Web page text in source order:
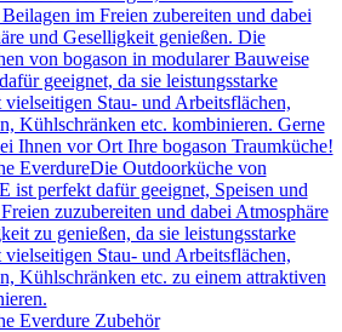
im Freien zubereiten und dabei
und Geselligkeit genießen. Die
von bogason in modularer Bauweise
geeignet, da sie leistungsstarke
Stau- und Arbeitsflächen,
Kühlschränken etc. kombinieren. Gerne
Ihnen vor Ort Ihre bogason Traumküche!
EverdureDie Outdoorküche von
ist perfekt dafür geeignet, Speisen und
zuzubereiten und dabei Atmosphäre
zu genießen, da sie leistungsstarke
Stau- und Arbeitsflächen,
Kühlschränken etc. zu einem attraktiven
Everdure Zubehör